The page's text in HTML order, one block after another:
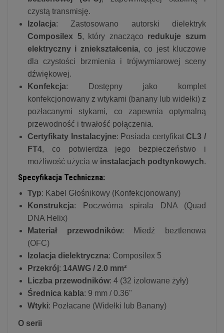
czystą transmisję.
Izolacja: Zastosowano autorski dielektryk
Composilex 5, który znacząco redukuje szum
elektryczny i zniekształcenia, co jest kluczowe
dla czystości brzmienia i trójwymiarowej sceny
dźwiękowej.
Konfekcja: Dostępny jako komplet
konfekcjonowany z wtykami (banany lub widełki) z
pozłacanymi stykami, co zapewnia optymalną
przewodność i trwałość połączenia.
Certyfikaty Instalacyjne: Posiada certyfikatCL3 /
FT4, co potwierdza jego bezpieczeństwo i
możliwość użycia w instalacjach podtynkowych.
Specyfikacja Techniczna:
Typ: Kabel Głośnikowy (Konfekcjonowany)
Konstrukcja: Poczwórna spirala DNA (Quad
DNA Helix)
Materiał przewodników: Miedź beztlenowa
(OFC)
Izolacja dielektryczna: Composilex 5
Przekrój: 14AWG / 2.0 mm²
Liczba przewodników: 4 (32 izolowane żyły)
Średnica kabla: 9 mm / 0.36"
Wtyki: Pozłacane (Widełki lub Banany)
O serii